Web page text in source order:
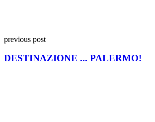
previous post
DESTINAZIONE ... PALERMO!